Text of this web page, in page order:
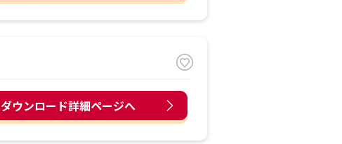
ダウンロード詳細ページへ